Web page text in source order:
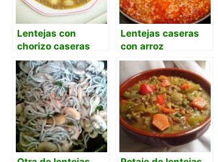
Lentejas con
chorizo caseras
como las de mamá
Lentejas caseras
con arroz